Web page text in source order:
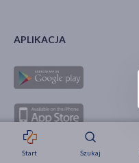
Strefa okazji
Start Szukaj
APLIKACJA